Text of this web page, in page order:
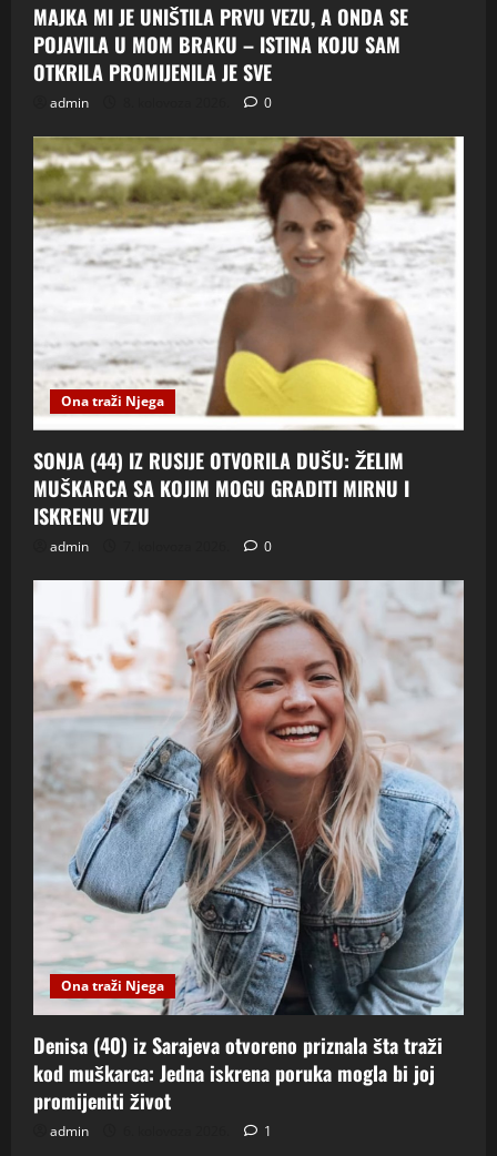
MAJKA MI JE UNIŠTILA PRVU VEZU, A ONDA SE
POJAVILA U MOM BRAKU – ISTINA KOJU SAM
OTKRILA PROMIJENILA JE SVE
admin 0
Ona traži Njega
SONJA (44) IZ RUSIJE OTVORILA DUŠU: ŽELIM
MUŠKARCA SA KOJIM MOGU GRADITI MIRNU I
ISKRENU VEZU
admin 0
Ona traži Njega
Denisa (40) iz Sarajeva otvoreno priznala šta traži
kod muškarca: Jedna iskrena poruka mogla bi joj
promijeniti život
admin 1